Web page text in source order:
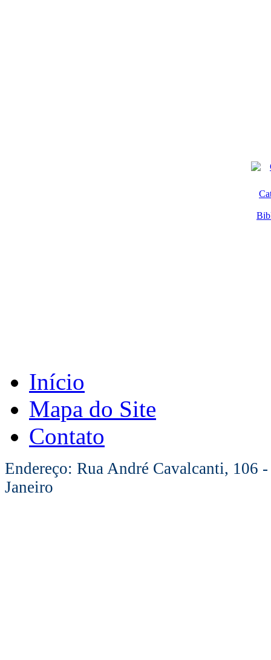
Início
Mapa do Site
Contato
Endereço: Rua André Cavalcanti, 106
Janeiro